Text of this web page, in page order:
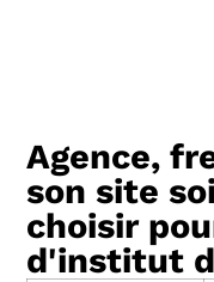
Agence,
son site
choisir
d'institut